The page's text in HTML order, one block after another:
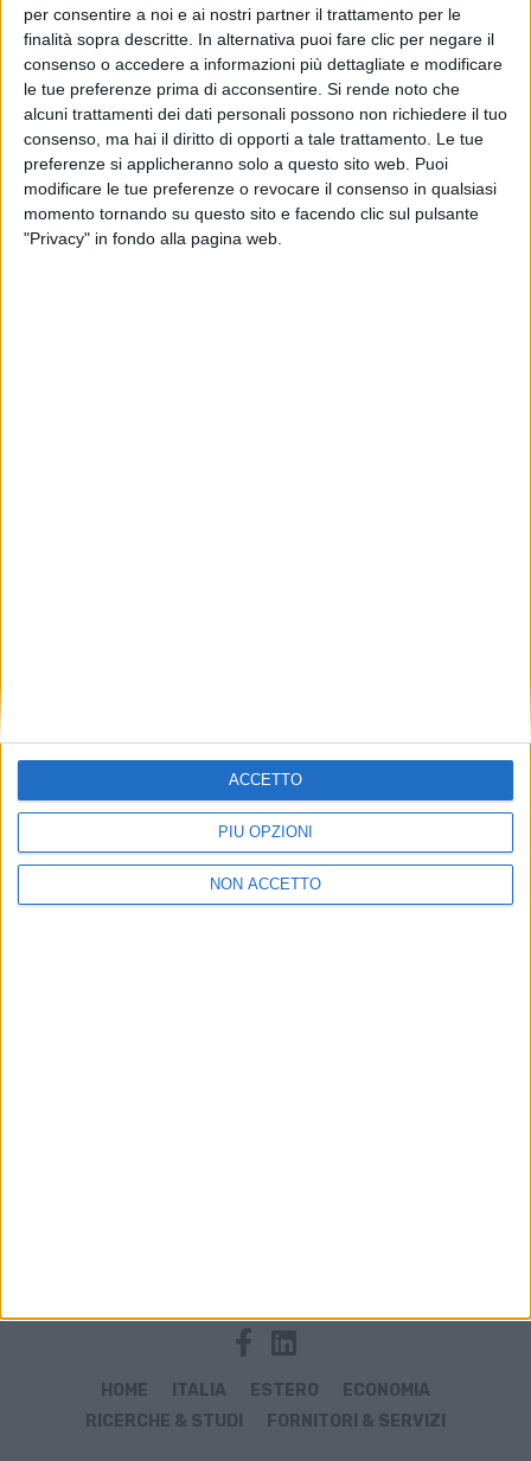
per consentire a noi e ai nostri partner il trattamento per le
finalità sopra descritte. In alternativa puoi fare clic per negare il
consenso o accedere a informazioni più dettagliate e modificare
le tue preferenze prima di acconsentire. Si rende noto che
alcuni trattamenti dei dati personali possono non richiedere il tuo
consenso, ma hai il diritto di opporti a tale trattamento. Le tue
preferenze si applicheranno solo a questo sito web. Puoi
modificare le tue preferenze o revocare il consenso in qualsiasi
momento tornando su questo sito e facendo clic sul pulsante
"Privacy" in fondo alla pagina web.
PIÙ OPZIONI
NON ACCETTO
ACCETTO
Il consorzio Goas vuole fare
decollare il cargo aereo a
Genova
ITALIA 8 GENNAIO 2023
HOME ITALIA ESTERO
ECONOMIA
RICERCHE & STUDI
FORNITORI & SERVIZI